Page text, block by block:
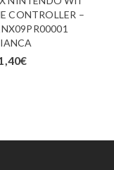
CONTROLLER –
€